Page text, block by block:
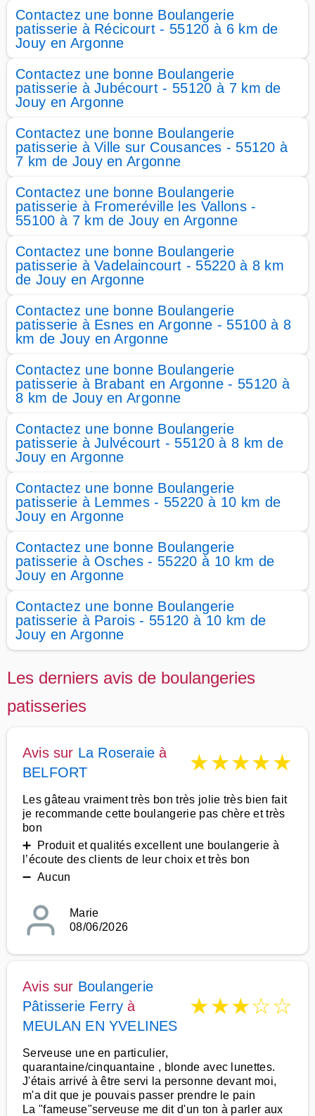
Contactez une bonne Boulangerie
patisserie à Récicourt - 55120 à 6 km de
Jouy en Argonne
Contactez une bonne Boulangerie
patisserie à Jubécourt - 55120 à 7 km de
Jouy en Argonne
Contactez une bonne Boulangerie
patisserie à Ville sur Cousances - 55120 à
7 km de Jouy en Argonne
Contactez une bonne Boulangerie
patisserie à Fromeréville les Vallons -
55100 à 7 km de Jouy en Argonne
Contactez une bonne Boulangerie
patisserie à Vadelaincourt - 55220 à 8 km
de Jouy en Argonne
Contactez une bonne Boulangerie
patisserie à Esnes en Argonne - 55100 à 8
km de Jouy en Argonne
Contactez une bonne Boulangerie
patisserie à Brabant en Argonne - 55120 à
8 km de Jouy en Argonne
Contactez une bonne Boulangerie
patisserie à Julvécourt - 55120 à 8 km de
Jouy en Argonne
Contactez une bonne Boulangerie
patisserie à Lemmes - 55220 à 10 km de
Jouy en Argonne
Contactez une bonne Boulangerie
patisserie à Osches - 55220 à 10 km de
Jouy en Argonne
Contactez une bonne Boulangerie
patisserie à Parois - 55120 à 10 km de
Jouy en Argonne
Les derniers avis de boulangeries
patisseries
Avis sur La Roseraie à
BELFORT
★★★★★
Les gâteau vraiment très bon très jolie très bien fait
je recommande cette boulangerie pas chère et très
bon
➕ Produit et qualités excellent une boulangerie à
l’écoute des clients de leur choix et très bon
➖ Aucun
Marie
08/06/2026
Avis sur Boulangerie
Pâtisserie Ferry à
MEULAN EN YVELINES
★★★☆☆
Serveuse une en particulier,
quarantaine/cinquantaine , blonde avec lunettes.
J'étais arrivé à être servi la personne devant moi,
m'a dit que je pouvais passer prendre le pain
La "fameuse"serveuse me dit d'un ton à parler aux